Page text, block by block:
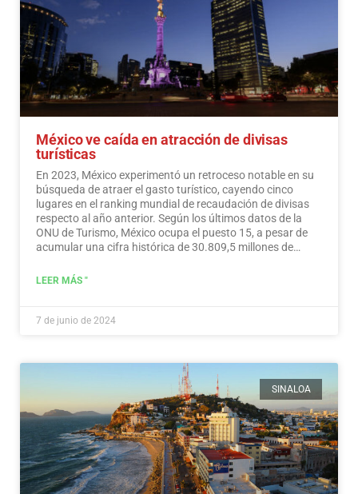
México ve caída en atracción de divisas
turísticas
En 2023, México experimentó un retroceso notable en su
búsqueda de atraer el gasto turístico, cayendo cinco
lugares en el ranking mundial de recaudación de divisas
respecto al año anterior. Según los últimos datos de la
ONU de Turismo, México ocupa el puesto 15, a pesar de
acumular una cifra histórica de 30.809,5 millones de
LEER MÁS "
7 de junio de 2024
SINALOA